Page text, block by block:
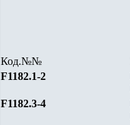
Код.№№
F1182.1-2
F1182.3-4